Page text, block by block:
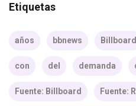
Etiquetas
años bbnews Billboard
con del demanda
Fuente: Billboard Fuente: